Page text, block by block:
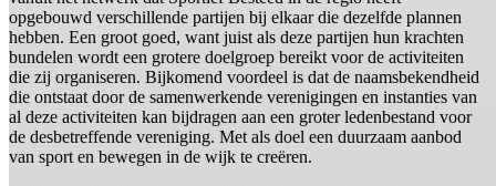
opgebouwd verschillende partijen bij elkaar die dezelfde plannen
hebben. Een groot goed, want juist als deze partijen hun krachten
bundelen wordt een grotere doelgroep bereikt voor de activiteiten
die zij organiseren. Bijkomend voordeel is dat de naamsbekendheid
die ontstaat door de samenwerkende verenigingen en instanties van
al deze activiteiten kan bijdragen aan een groter ledenbestand voor
de desbetreffende vereniging. Met als doel een duurzaam aanbod
van sport en bewegen in de wijk te creëren.